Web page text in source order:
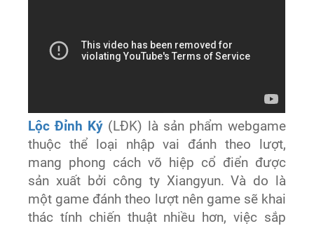
Lộc Đỉnh Ký (LĐK) là sản phẩm webgame
thuộc thể loại nhập vai đánh theo lượt,
mang phong cách võ hiệp cổ điển được
sản xuất bởi công ty Xiangyun. Và do là
một game đánh theo lượt nên game sẽ khai
thác tính chiến thuật nhiều hơn, việc sắp